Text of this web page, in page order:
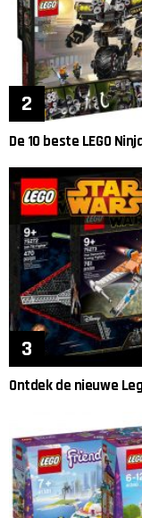
De 10 beste LEGO
Ontdek de nieuwe